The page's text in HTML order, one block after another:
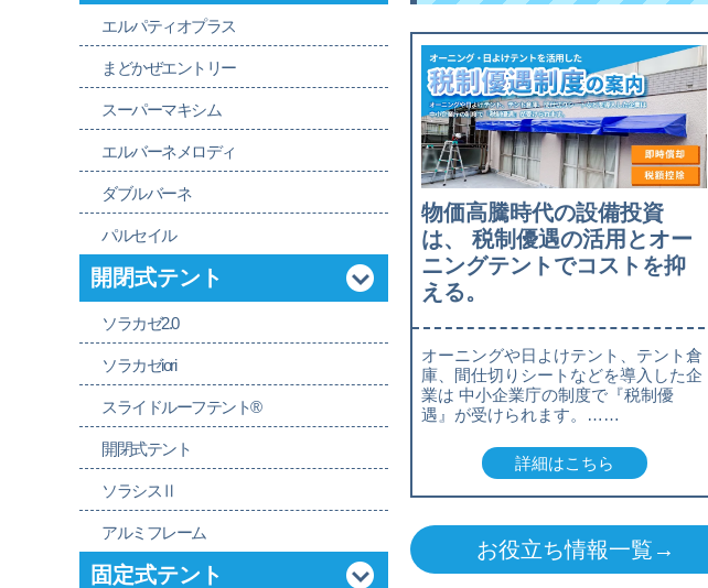
物価高騰時代の設備投資
は、 税制優遇の活用とオー
ニングテントでコストを抑
える。
オーニングや日よけテント、テント倉
庫、間仕切りシートなどを導入した企
業は 中小企業庁の制度で『税制優
遇』が受けられます。……
詳細はこちら
お役立ち情報一覧→
エルパティオプラス
まどかぜエントリー
スーパーマキシム
エルバーネメロディ
ダブルバーネ
パルセイル
開閉式テント
ソラカゼ2.0
ソラカゼiori
スライドルーフテント®
開閉式テント
ソラシスⅡ
アルミフレーム
固定式テント